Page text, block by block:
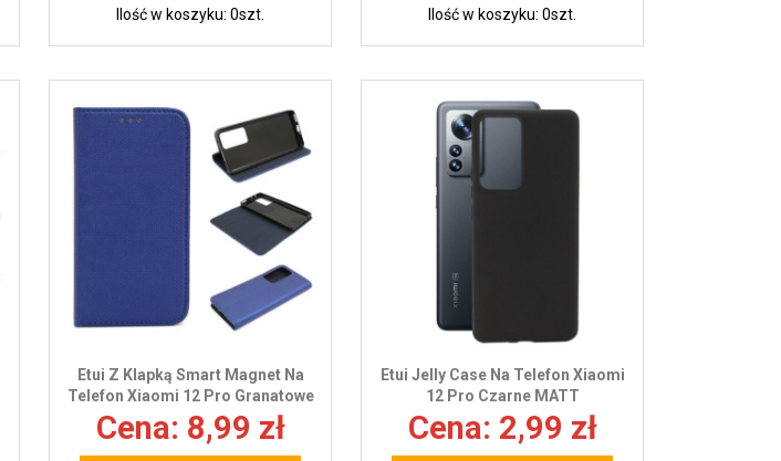
Ilość w koszyku: 0szt. Ilość w koszyku: 0szt.
Etui Z Klapką Smart Magnet Na
Telefon Xiaomi 12 Pro Granatowe
Cena: 8,99 zł
Etui Jelly Case Na Telefon Xiaomi
12 Pro Czarne MATT
Cena: 2,99 zł